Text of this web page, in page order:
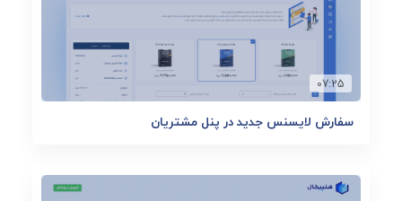
07:25
سفارش لایسنس جدید در پنل مشتریان